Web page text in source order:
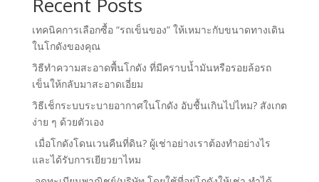
เทคนิคการเลือกซื้อ “รถเข็นของ” ให้เหมาะกับขนาดทางเดิน
ในโกดังของคุณ
วิธีทำความสะอาดพื้นโกดัง ที่มีคราบน้ำมันหรือรอยล้อรถ
เข็นให้กลับมาสะอาดเอี่ยม
วิธีเช็กระบบระบายอากาศในโกดัง อับชื้นเกินไปไหม? สังเกต
ง่าย ๆ ด้วยตัวเอง
เมื่อโกดังโดนเวนคืนที่ดิน? ผู้เช่าอย่างเราต้องทำอย่างไร
และได้รับการเยียวยาไหม